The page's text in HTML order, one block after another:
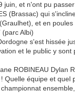
juin, et n'ont pu
(Brassac) qui
et en poules
(parc Albi)
s'est hissée
et le public y sont
ROBINEAU Dylan
Quelle équipe et quel